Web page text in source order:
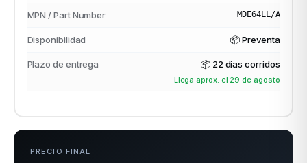
MPN / Part Number MDE64LL/A
Disponibilidad 📦 Preventa
Plazo de entrega 📦 22 días corridos
Llega aprox. el 29 de agosto
PRECIO FINAL